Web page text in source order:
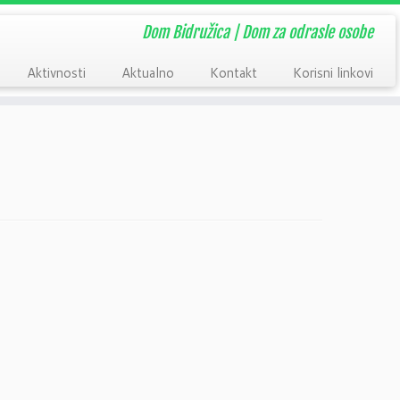
Dom Bidružica | Dom za odrasle osobe
Aktivnosti Aktualno Kontakt Korisni linkovi